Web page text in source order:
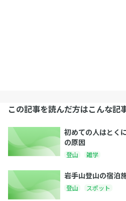
この記事を読んだ方はこんな記
初めての人はとく
の原因
登山 雑学
岩手山登山の宿泊
登山 スポット